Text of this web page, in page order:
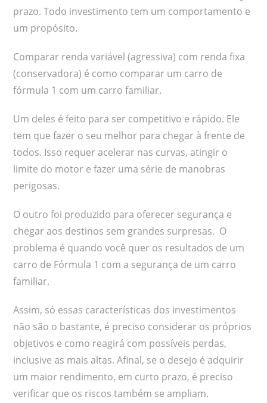
prazo. Todo investimento tem um comportamento e
um propósito.
Comparar renda variável (agressiva) com renda fixa
(conservadora) é como comparar um carro de
fórmula 1 com um carro familiar.
Um deles é feito para ser competitivo e rápido. Ele
tem que fazer o seu melhor para chegar à frente de
todos. Isso requer acelerar nas curvas, atingir o
limite do motor e fazer uma série de manobras
perigosas.
O outro foi produzido para oferecer segurança e
chegar aos destinos sem grandes surpresas. O
problema é quando você quer os resultados de um
carro de Fórmula 1 com a segurança de um carro
familiar.
Assim, só essas características dos investimentos
não são o bastante, é preciso considerar os próprios
objetivos e como reagirá com possíveis perdas,
inclusive as mais altas. Afinal, se o desejo é adquirir
um maior rendimento, em curto prazo, é preciso
verificar que os riscos também se ampliam.